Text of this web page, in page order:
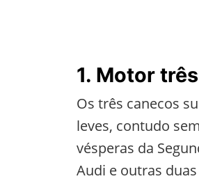
1. Motor
Os três canecos
leves, contudo
vésperas da
Audi e outras